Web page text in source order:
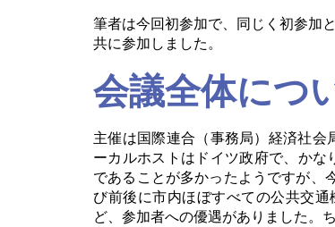
筆者は今回初参加で、同じく初参加
共に参加しました。
会議全体につ
主催は国際連合（事務局）経済社会
ーカルホストはドイツ政府で、か
であることが多かったようですが、
び前後に市内ほぼすべての公共交
ど、参加者への優遇がありました。